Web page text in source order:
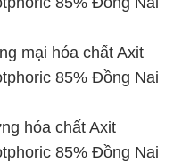
mại hóa chất Axit
85% Đồng Nai
hóa chất Axit
85% Đồng Nai